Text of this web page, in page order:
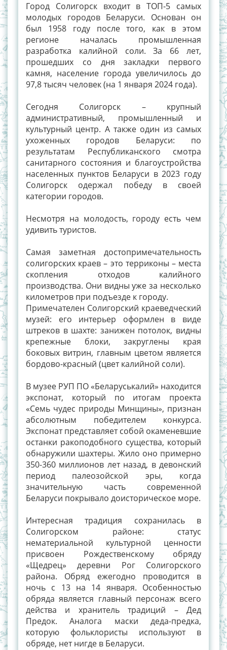
Город Солигорск входит в ТОП-5 самых
молодых городов Беларуси. Основан он
был 1958 году после того, как в этом
регионе началась промышленная
разработка калийной соли. За 66 лет,
прошедших со дня закладки первого
камня, население города увеличилось до
97,8 тысяч человек (на 1 января 2024 года).
Сегодня Солигорск – крупный
административный, промышленный и
культурный центр. А также один из самых
ухоженных городов Беларуси: по
результатам Республиканского смотра
санитарного состояния и благоустройства
населенных пунктов Беларуси в 2023 году
Солигорск одержал победу в своей
категории городов.
Несмотря на молодость, городу есть чем
удивить туристов.
Самая заметная достопримечательность
солигорских краев – это терриконы – места
скопления отходов калийного
производства. Они видны уже за несколько
километров при подъезде к городу.
Примечателен Солигорский краеведческий
музей: его интерьер оформлен в виде
штреков в шахте: занижен потолок, видны
крепежные блоки, закруглены края
боковых витрин, главным цветом является
бордово-красный (цвет калийной соли).
В музее РУП ПО «Беларуськалий» находится
экспонат, который по итогам проекта
«Семь чудес природы Минщины», признан
абсолютным победителем конкурса.
Экспонат представляет собой окаменевшие
останки ракоподобного существа, который
обнаружили шахтеры. Жило оно примерно
350-360 миллионов лет назад, в девонский
период палеозойской эры, когда
значительную часть современной
Беларуси покрывало доисторическое море.
Интересная традиция сохранилась в
Солигорском районе: статус
нематериальной культурной ценности
присвоен Рождественскому обряду
«Щедрец» деревни Рог Солигорского
района. Обряд ежегодно проводится в
ночь с 13 на 14 января. Особенностью
обряда является главный персонаж всего
действа и хранитель традиций – Дед
Предок. Аналога маски деда-предка,
которую фольклористы используют в
обряде, нет нигде в Беларуси.